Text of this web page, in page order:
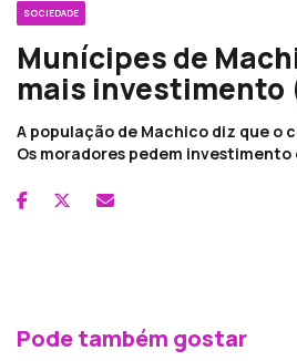
SOCIEDADE
Munícipes de
mais investimento
A população de Machico diz que o
Os moradores pedem
Pode também gostar